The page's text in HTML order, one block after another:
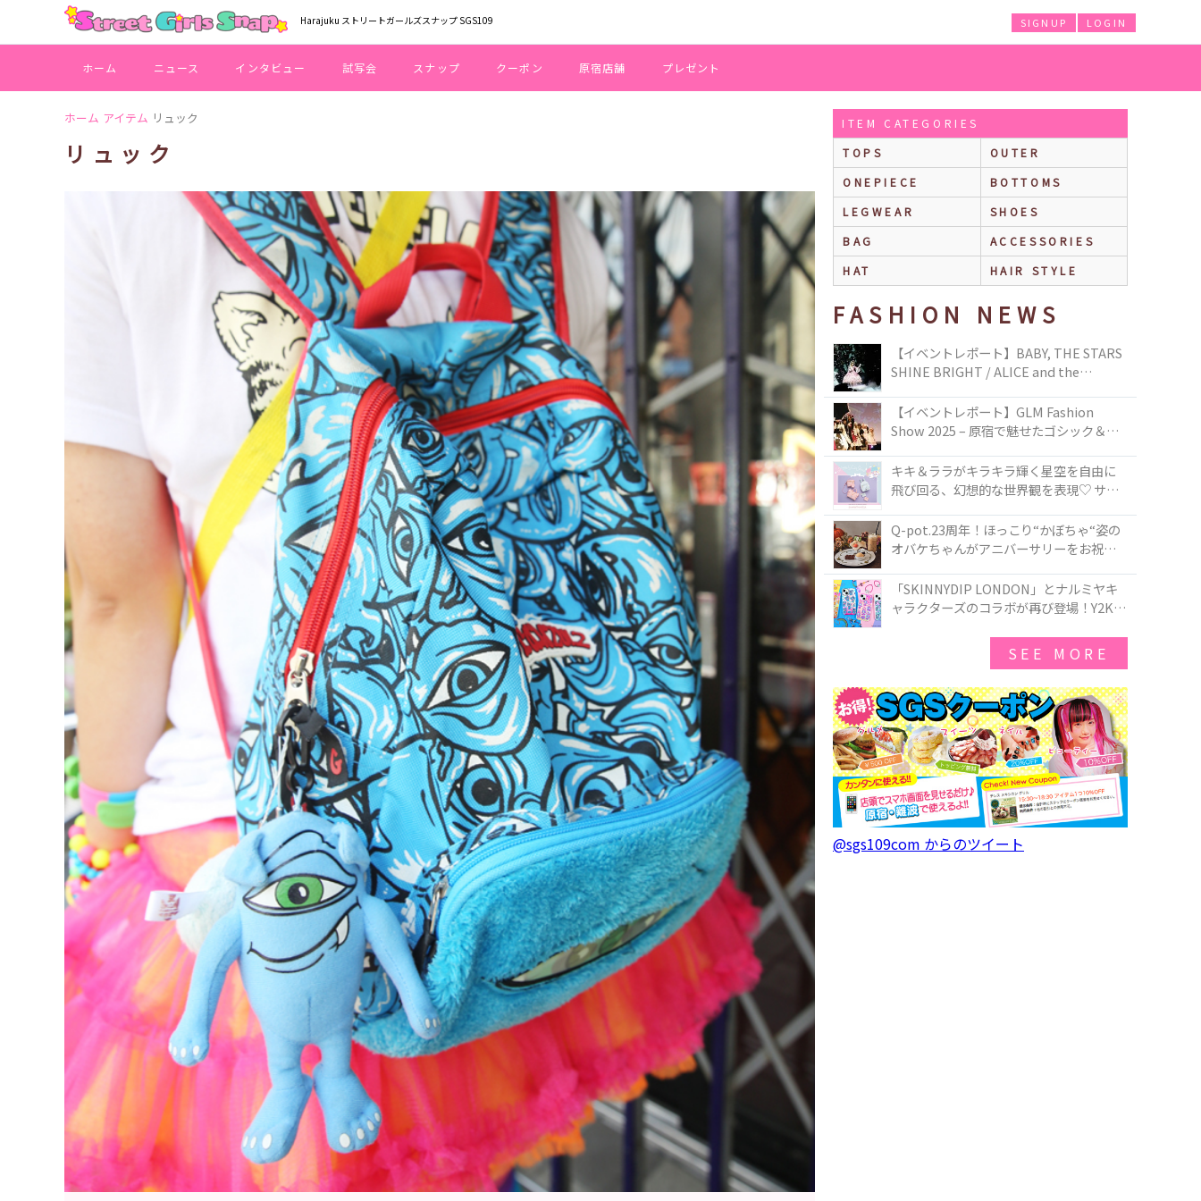
Harajuku ストリートガールズスナップ SGS109 LOGIN
SIGNUP
ホーム ニュース インタビュー 試写会 スナップ クーポン 原宿店舗 プレゼント
ホーム アイテム リュック
リュック
ITEM CATEGORIES
TOPS
OUTER
ONEPIECE
BOTTOMS
LEGWEAR
SHOES
BAG
ACCESSORIES
HAT
HAIR STYLE
FASHION NEWS
【イベントレポート】BABY, THE STARS
SHINE BRIGHT / ALICE and the
TOKYO
【イベントレポート】GLM Fashion
Show 2025 – 原宿で魅せたゴシック＆ロ
キキ＆ララがキラキラ輝く星空を自由に
飛び回る、幻想的な世界観を表現♡ サマ
50周年アニバーサリーイヤー』を記念し
たコレクションが登場
Q-pot.23周年！ほっこり“かぼちゃ“姿の
オバケちゃんがアニバーサリーをお祝い
ー」が新発売！Q-pot CAFE.では「かぼち
ゃのオバケーキプレート」も登場
「SKINNYDIP LONDON」とナルミヤキ
ャラクターズのコラボが再び登場！Y2Kム
SEE MORE
@sgs109com からのツイート